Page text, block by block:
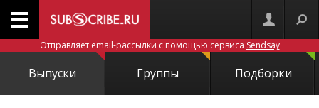
Отправляет email-рассылки с помощью сервиса Sendsay
Выпуски Группы Подборки